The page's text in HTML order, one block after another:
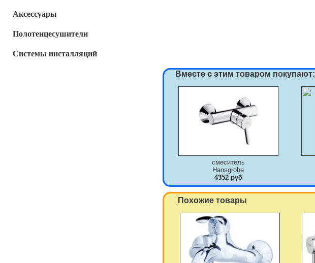
Аксессуары
Полотенцесушители
Системы инсталляций
Вместе с этим товаром покупают:
смеситель
Hansgrohe
4352 руб
Похожие товары